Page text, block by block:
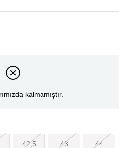
kalmamıştır.
42,5 43 44